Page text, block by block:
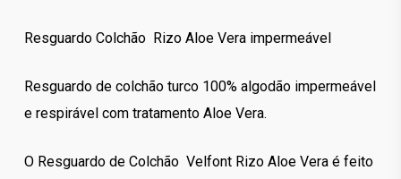
33.00€
through
55.00€
Resguardo Colchão Rizo Aloe Vera impermeável
Resguardo de colchão turco 100% algodão impermeável
e respirável com tratamento Aloe Vera.
O Resguardo de Colchão Velfont Rizo Aloe Vera é feito